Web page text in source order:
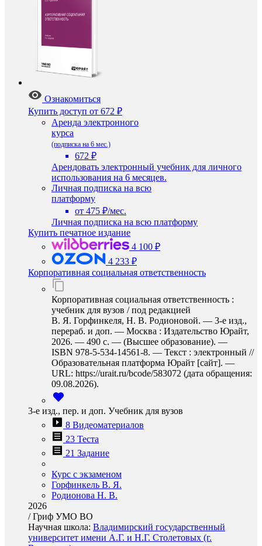
Ознакомиться
Купить доступ от 672 ₽
Аренда электронного
курса
(подписка на 6 мес.)
672 ₽
Арендовать электронный учебник для личного
использования на 6 месяцев.
Личная подписка на всю
платформу
от 475 ₽/мес.
Личная подписка на всю платформу
Купить печатное издание
4 100 ₽
4 233 ₽
Корпоративная социальная ответственность
Корпоративная социальная ответственность :
учебник для вузов / под редакцией
В. Я. Горфинкеля, Н. В. Родионовой. — 3-е изд.,
перераб. и доп. — Москва : Издательство Юрайт,
2026. — 490 с. — (Высшее образование). —
ISBN 978-5-534-14561-8. — Текст : электронный //
Образовательная платформа Юрайт [сайт]. —
URL: https://urait.ru/bcode/583072 (дата обращения:
09.08.2026).
3-е изд., пер. и доп. Учебник для вузов
8 Видеоматериалов
23 Теста
21 Задание
Курс с экзаменом
Горфинкель В. Я.
Родионова Н. В.
2026
/Гриф УМО ВО
Научная школа: Владимирский государственный
университет имени А.Г. и Н.Г. Столетовых (г.